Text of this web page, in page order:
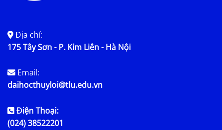
Địa chỉ:
175 Tây Sơn - P. Kim Liên - Hà Nội
Email:
daihocthuyloi@tlu.edu.vn
Điện Thoại:
(024) 38522201